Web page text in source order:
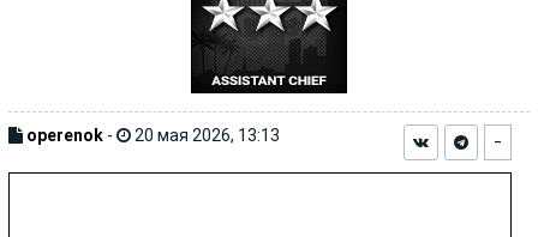
−
operenok - 20 мая 2026, 13:13